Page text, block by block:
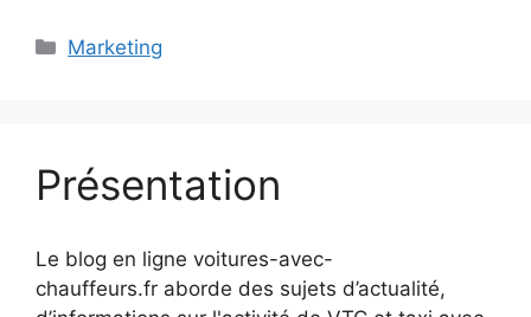
Catégories
Marketing
Présentation
Le blog en ligne voitures-avec-
chauffeurs.fr aborde des sujets d’actualité,